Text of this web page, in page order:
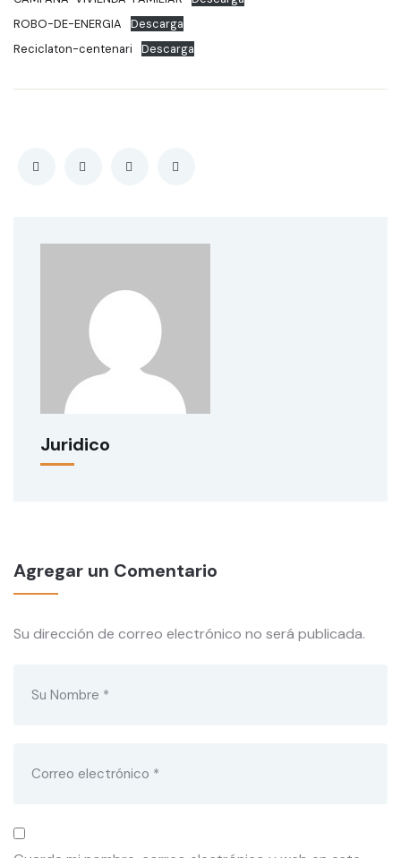
ROBO-DE-ENERGIA
Descarga
Reciclaton-centenari
Descarga
Juridico
Agregar un Comentario
Su dirección de correo electrónico no será publicada.